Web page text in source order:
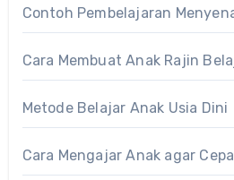
Contoh Pembelajaran
Cara Membuat Anak Rajin
Metode Belajar Anak Usia Dini
Cara Mengajar Anak agar